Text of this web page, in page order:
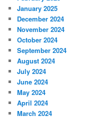
January 2025
December 2024
November 2024
October 2024
September 2024
August 2024
July 2024
June 2024
May 2024
April 2024
March 2024